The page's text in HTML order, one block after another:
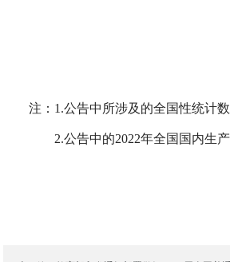
注：1.公告中所涉及的全国性统计数
2.公告中的2022年全国国内生产总值